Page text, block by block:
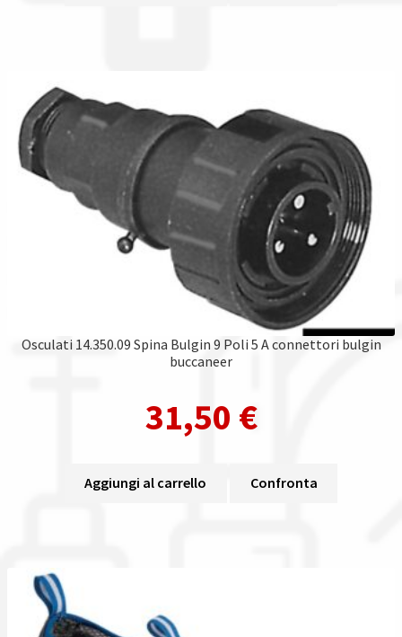
Osculati 14.350.09 Spina Bulgin 9 Poli 5 A connettori bulgin
buccaneer
31,50 €
Aggiungi al carrello Confronta